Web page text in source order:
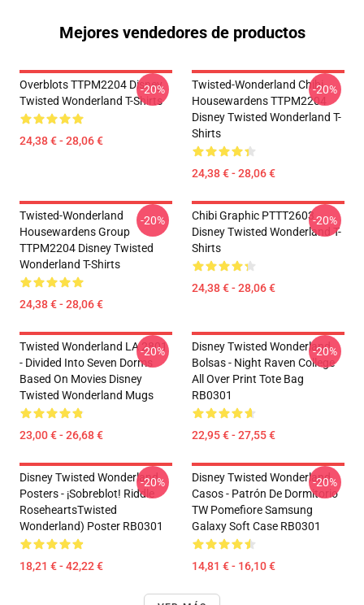
Mejores vendedores de productos
Overblots TTPM2204 Disney
Twisted Wonderland T-Shirts
24,38 € - 28,06 €
-20%
Twisted-Wonderland Chibi
Housewardens TTPM2204
Disney Twisted Wonderland T-
Shirts
24,38 € - 28,06 €
-20%
Twisted-Wonderland
Housewardens Group
TTPM2204 Disney Twisted
Wonderland T-Shirts
24,38 € - 28,06 €
-20%
Chibi Graphic PTTT2603
Disney Twisted Wonderland T-
Shirts
24,38 € - 28,06 €
-20%
Twisted Wonderland LA 2801
- Divided Into Seven Dorms
Based On Movies Disney
Twisted Wonderland Mugs
23,00 € - 26,68 €
-20%
Disney Twisted Wonderland
Bolsas - Night Raven College
All Over Print Tote Bag
RB0301
22,95 € - 27,55 €
-20%
Disney Twisted Wonderland
Posters - ¡Sobreblot! Riddle
RoseheartsTwisted
Wonderland) Poster RB0301
18,21 € - 42,22 €
-20%
Disney Twisted Wonderland
Casos - Patrón De Dormitorio
TW Pomefiore Samsung
Galaxy Soft Case RB0301
14,81 € - 16,10 €
-20%